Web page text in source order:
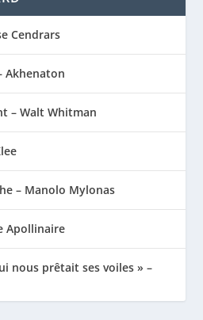
Cendrars
Akhenaton
– Walt Whitman
– Manolo Mylonas
Apollinaire
nous prêtait ses voiles » –